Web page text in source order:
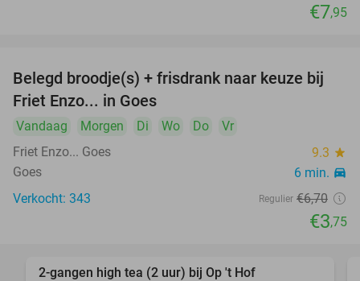
€7,95
44%
Belegd broodje(s) + frisdrank naar keuze bij
Friet Enzo... in Goes
Vandaag Morgen Di Wo Do
Vr
Friet Enzo... Goes
9.3 star
Goes 6 min. directions_car
Verkocht: 343 Regulier €6,70
€3,75
2-gangen high tea (2 uur) bij Op 't Hof